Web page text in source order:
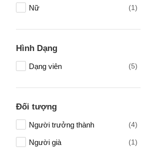
Hỗ trợ giấc ngủ (1)
Vitamin B (1)
Sắt Bổ Máu
Cân bằng nội tiết tố (1)
Nữ (1)
Hình Dạng
Dạng viên (5)
Đối tượng
Người trưởng thành (4)
Người già (1)